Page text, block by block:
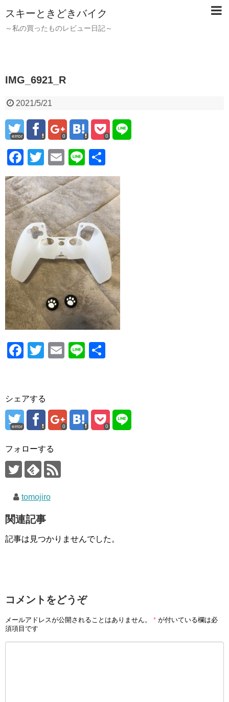
スキーときどきバイク
～私の買ったものレビュー日記～
IMG_6921_R
2021/5/21
error 0 0
F
a
c
e
b
o
o
k
T
wi
tt
er
E
m
ail
Li
n
e
有
F
e
b
o
o
k
T
er
E
Li
シェアする
error 0 0
フォローする
tomojiro
関連記事
記事は見つかりませんでした。
コメントをどうぞ
メールアドレスが公開されることはありません。 * が付いている欄は必
須項目です